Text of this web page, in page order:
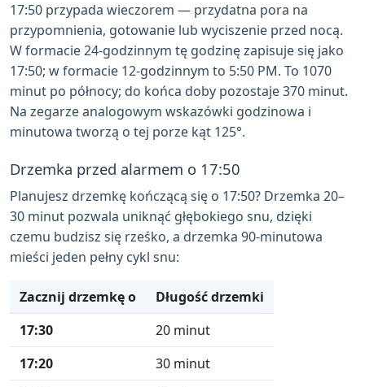
17:50 przypada wieczorem — przydatna pora na
przypomnienia, gotowanie lub wyciszenie przed nocą.
W formacie 24-godzinnym tę godzinę zapisuje się jako
17:50; w formacie 12-godzinnym to 5:50 PM. To 1070
minut po północy; do końca doby pozostaje 370 minut.
Na zegarze analogowym wskazówki godzinowa i
minutowa tworzą o tej porze kąt 125°.
Drzemka przed alarmem o 17:50
Planujesz drzemkę kończącą się o 17:50? Drzemka 20–
30 minut pozwala uniknąć głębokiego snu, dzięki
czemu budzisz się rześko, a drzemka 90-minutowa
mieści jeden pełny cykl snu:
Zacznij drzemkę o
Długość drzemki
17:30
20 minut
17:20
30 minut